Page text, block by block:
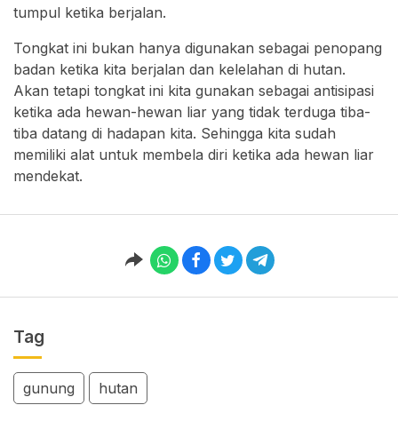
tumpul ketika berjalan.
Tongkat ini bukan hanya digunakan sebagai penopang
badan ketika kita berjalan dan kelelahan di hutan.
Akan tetapi tongkat ini kita gunakan sebagai antisipasi
ketika ada hewan-hewan liar yang tidak terduga tiba-
tiba datang di hadapan kita. Sehingga kita sudah
memiliki alat untuk membela diri ketika ada hewan liar
mendekat.
Tag
gunung hutan